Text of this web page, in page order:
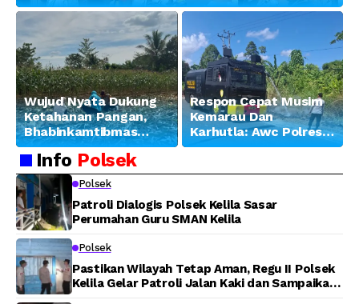
Wujud Nyata Dukung
Ketahanan Pangan,
Bhabinkamtibmas
Banjar Ausoy Turun
Langsung Bantu
Warga Panen Jagung
Respon Cepat Musim
Kemarau Dan
Karhutla: Awc Polres
Teluk Bintuni
Lahan di Jalan Poros
Info Polsek
Polsek
Patroli Dialogis Polsek Kelila Sasar
Perumahan Guru SMAN Kelila
Polsek
Pastikan Wilayah Tetap Aman, Regu II Polsek
Kelila Gelar Patroli Jalan Kaki dan Sampaikan